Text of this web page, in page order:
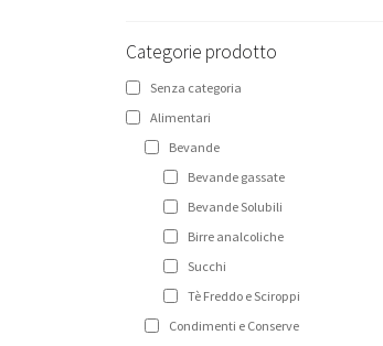
Categorie prodotto
Senza categoria
Alimentari
Bevande
Bevande gassate
Bevande Solubili
Birre analcoliche
Succhi
Tè Freddo e Sciroppi
Condimenti e Conserve